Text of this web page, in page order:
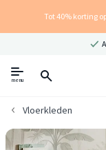
Tot 40% korting
menu
Vloerkleden